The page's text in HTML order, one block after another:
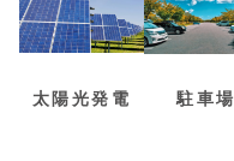
太陽光発電 駐車場